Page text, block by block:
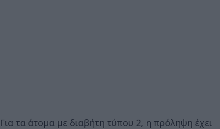
Για τα άτομα με διαβήτη τύπου 2, η πρόληψη έχει